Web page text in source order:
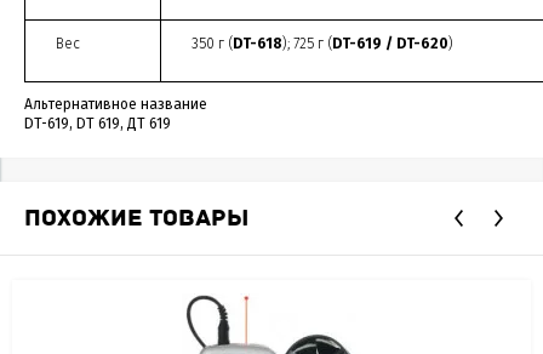
Вес 350 г ( DT-618); 725 г ( DT-619 / DT-620)
Альтернативное название
DT-619, DT 619, ДТ 619
ПОХОЖИЕ ТОВАРЫ